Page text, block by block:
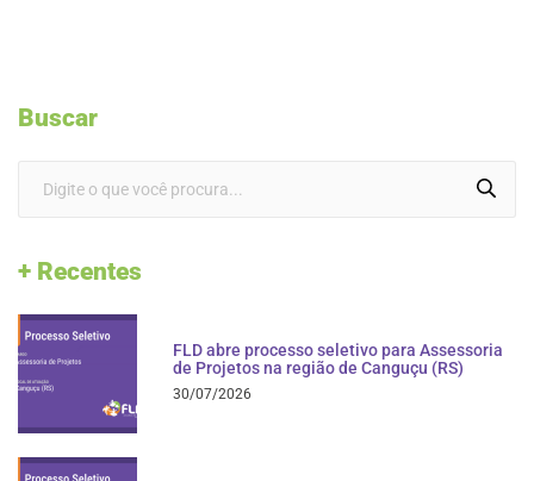
Buscar
+ Recentes
FLD abre processo seletivo para Assessoria
de Projetos na região de Canguçu (RS)
30/07/2026